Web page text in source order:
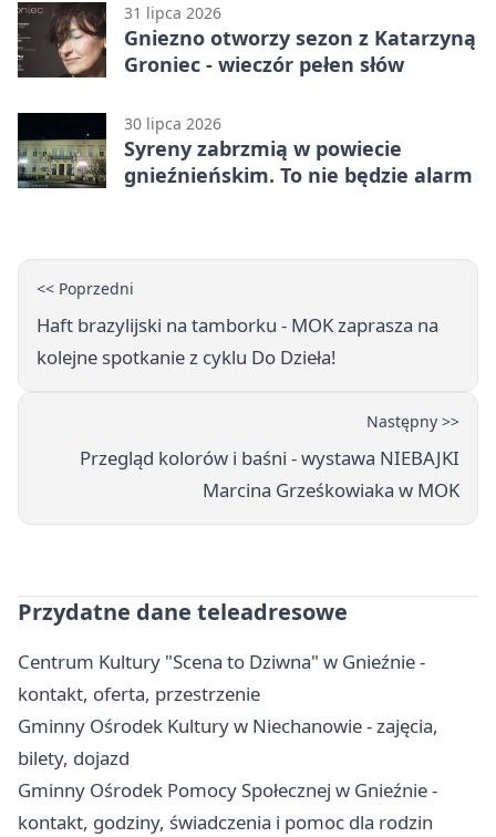
31 lipca 2026
Gniezno otworzy sezon z Katarzyną
Groniec - wieczór pełen słów
30 lipca 2026
Syreny zabrzmią w powiecie
gnieźnieńskim. To nie będzie alarm
<< Poprzedni
Haft brazylijski na tamborku - MOK zaprasza na
kolejne spotkanie z cyklu Do Dzieła!
Następny >>
Przegląd kolorów i baśni - wystawa NIEBAJKI
Marcina Grześkowiaka w MOK
Przydatne dane teleadresowe
Centrum Kultury "Scena to Dziwna" w Gnieźnie -
kontakt, oferta, przestrzenie
Gminny Ośrodek Kultury w Niechanowie - zajęcia,
bilety, dojazd
Gminny Ośrodek Pomocy Społecznej w Gnieźnie -
kontakt, godziny, świadczenia i pomoc dla rodzin